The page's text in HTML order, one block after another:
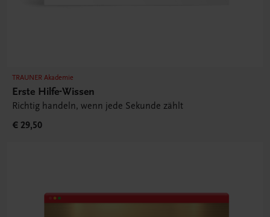
TRAUNER Akademie
Erste Hilfe-Wissen
Richtig handeln, wenn jede Sekunde zählt
€ 29,50